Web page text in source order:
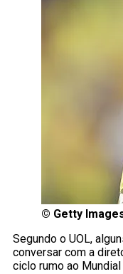
© Getty
Segundo o UOL,
conversar com a
ciclo rumo ao